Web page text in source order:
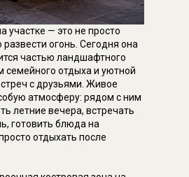
участке — это не просто
огонь. Сегодня она
частью ландшафтного
семейного отдыха и уютной
с друзьями. Живое
атмосферу: рядом с ним
летние вечера, встречать
готовить блюда на
отдыхать после